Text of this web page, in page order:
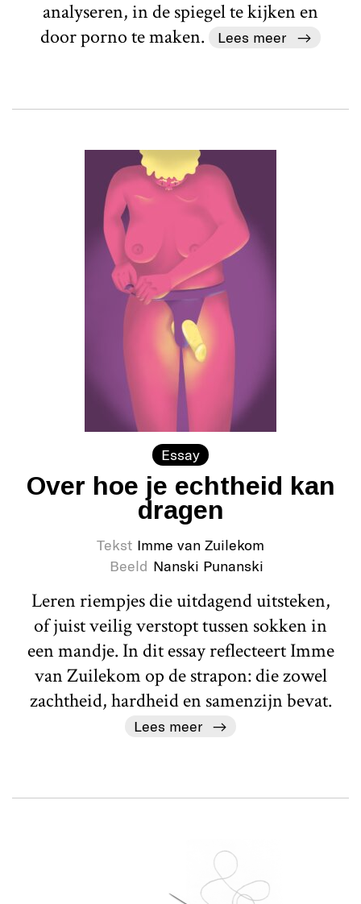
analyseren, in de spiegel te kijken en
door porno te maken.
Lees meer
Essay
Over hoe je echtheid kan
dragen
Tekst Imme van Zuilekom
Beeld Nanski Punanski
Leren riempjes die uitdagend uitsteken,
of juist veilig verstopt tussen sokken in
een mandje. In dit essay reflecteert Imme
van Zuilekom op de strapon: die zowel
zachtheid, hardheid en samenzijn bevat.
Lees meer